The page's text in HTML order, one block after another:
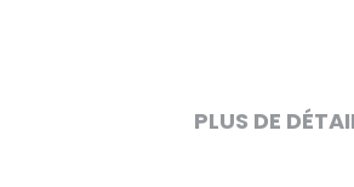
PLUS DE